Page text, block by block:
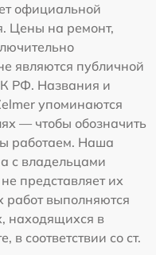
официальной
Цены на ремонт,
являются публичной
РФ. Названия и
упоминаются
— чтобы обозначить
работаем. Наша
с владельцами
представляет их
работ выполняются
находящихся в
соответствии со ст.